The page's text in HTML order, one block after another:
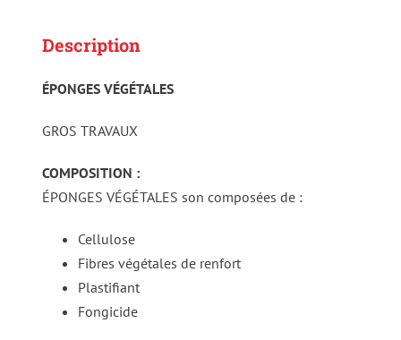
Description
ÉPONGES VÉGÉTALES
GROS TRAVAUX
COMPOSITION :
ÉPONGES VÉGÉTALES son composées de :
Cellulose
Fibres végétales de renfort
Plastifiant
Fongicide